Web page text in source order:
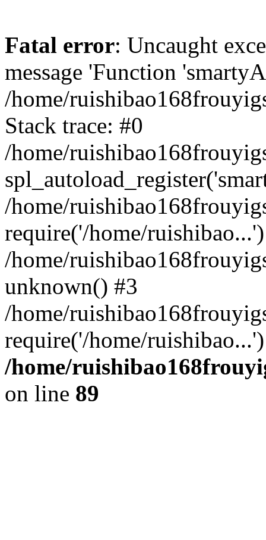
Fatal error: Uncaught
message 'Function
/home/
Stack trace: #0
/home/
/home/
require('/home/
/home/
unknown() #3
/home/
require('/home/
/home/
on line 89